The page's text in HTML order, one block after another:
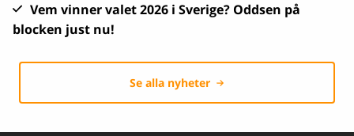
Vem vinner valet 2026 i Sverige? Oddsen på
blocken just nu!
Se alla nyheter